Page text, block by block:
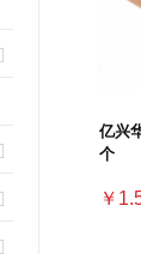
亿兴
个
￥